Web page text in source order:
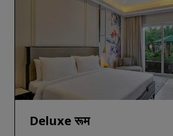
Deluxe रूम